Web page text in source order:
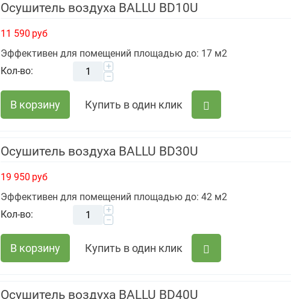
Осушитель воздуха BALLU BD10U
11 590 руб
Эффективен для помещений площадью до: 17 м2
Кол-во:
+
−
В корзину Купить в один клик
Осушитель воздуха BALLU BD30U
19 950 руб
Эффективен для помещений площадью до: 42 м2
Кол-во:
+
−
В корзину Купить в один клик
Осушитель воздуха BALLU BD40U